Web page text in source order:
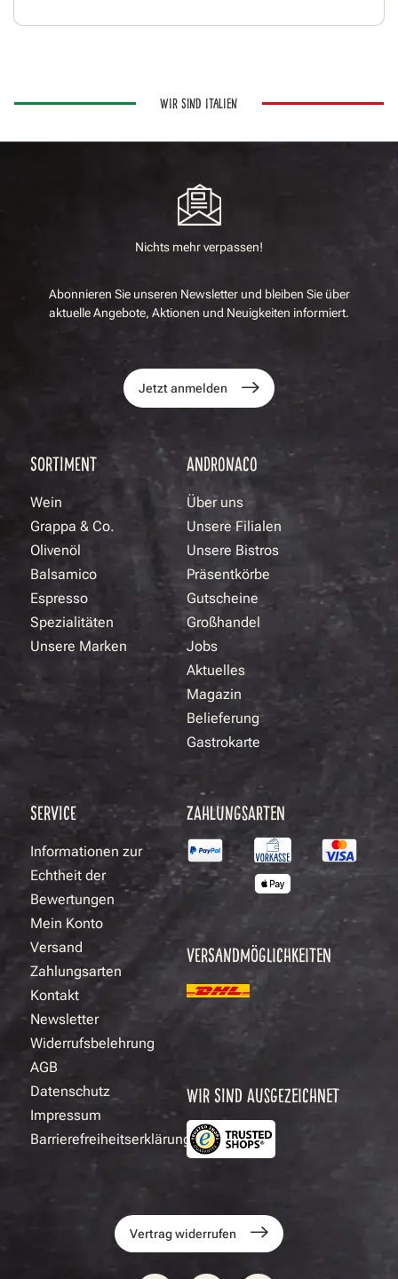
WIR SIND ITALIEN
Nichts mehr verpassen!
Abonnieren Sie unseren Newsletter und bleiben Sie über
aktuelle Angebote, Aktionen und Neuigkeiten informiert.
Jetzt anmelden
SORTIMENT
Wein
Grappa & Co.
Olivenöl
Balsamico
Espresso
Spezialitäten
Unsere Marken
ANDRONACO
Über uns
Unsere Filialen
Unsere Bistros
Präsentkörbe
Gutscheine
Großhandel
Jobs
Aktuelles
Magazin
Belieferung
Gastrokarte
SERVICE
Informationen zur
Echtheit der
Bewertungen
Mein Konto
Versand
Zahlungsarten
Kontakt
Newsletter
Widerrufsbelehrung
AGB
Datenschutz
Impressum
Barrierefreiheitserklärung
ZAHLUNGSARTEN
VERSANDMÖGLICHKEITEN
WIR SIND AUSGEZEICHNET
Vertrag widerrufen